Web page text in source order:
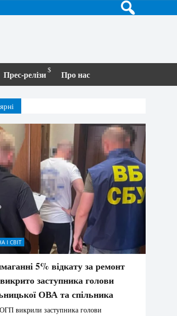
Прес-релізи Про нас
І СВІТ
5% відкату за ремонт
заступника голови
ОВА та спільника
викрили заступника голови